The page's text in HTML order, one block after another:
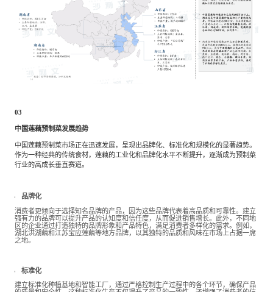
03
中国莲藕预制菜发展趋势
中国莲藕预制菜市场正在迅速发展，呈现出品牌化、标准化和规模化的显著趋势。
作为一种经典的传统食材，莲藕的工业化和品牌化水平不断提升，逐渐成为预制菜
行业的高成长垂直赛道。
品牌化
消费者更倾向于选择知名品牌的产品，因为这些品牌代表着高品质和可靠性。建立
强有力的品牌可以提升产品的认知度和信任度，从而促进销售增长。此外，不同地
区的企业通过打造独特的品牌形象和产品特色，满足消费者多样化的需求。例如，
湖北洪湖藕和江苏宝应莲藕等地方品牌，以其独特的品质和风味在市场上占据一席
之地。
标准化
建立标准化种植基地和智能工厂，通过严格控制生产过程中的各个环节，确保产品